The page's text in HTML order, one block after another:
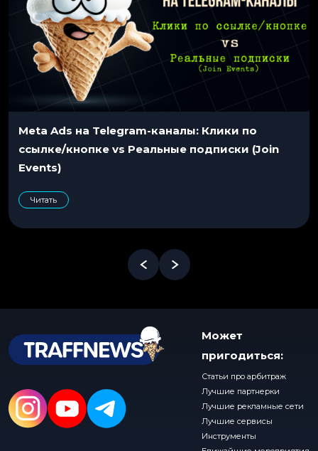
Meta Ads на Telegram-каналы: Клики по
ссылке/кнопке vs Реальные подписки (Join
Events)
Читать
Может
пригодиться:
Статьи про арбитраж
Лучшие партнерки
Лучшие рекламные сети
Лучшие сервисы
Инструменты